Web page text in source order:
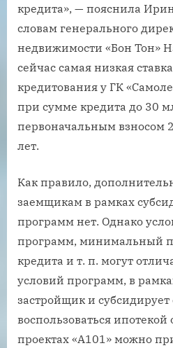
кредита», — пояснила
словам генерального
недвижимости «Бон Тон»
сейчас самая низкая
кредитования у ГК
при сумме кредита до 30
первоначальным взносом
лет.
Как правило,
заемщикам в рамках
программ нет. Однако
программ, минимальный
кредита и т. п. могут
условий программ, в
застройщик и
воспользоваться ипотекой
проектах «А101» можно